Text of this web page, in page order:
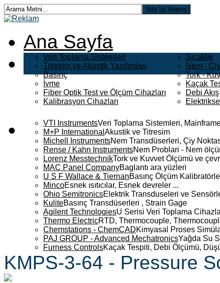
Ana Sayfa
Veri Toplama Sistemleri
Titreşim ve Akustik Yazılımları
Basınç
İvme
Fiber Optik Test ve Ölçüm Cihazları
Kalibrasyon Cihazları
Sıcaklık
Nem -
Tork -
Kaçak
Debi Akış
VTI InstrumentsVeri Toplama Sistemleri,
M+P International Akustik ve Titresim
Michell InstrumentsNem Transdüserleri, Çiy
Rense / Kahn InstrumentsNem Problari - Nem
Lorenz MesstechnikTork ve Kuvvet Ölçümü ve
MAC Panel CompanyBaglantı ara yüzleri
U S F Wallace & TiernanBasınç Ölçüm
MincoEsnek ısıtıcılar, Esnek devreler ...
Ohio SemitronicsElektrik Transduseleri ve
KuliteBasınç Transdüserleri , Strain Gage
Agilent TechnologiesU Serisi Veri Toplama
Thermo ElectricRTD, Thermocouple,
Chemstations - ChemCADKimyasal Proses
PAJ GROUP - Advanced MechatronicsYağda Su
Furness ControlsKaçak Tespiti, Debi Ölçümü,
KMPS-3-64 - Pressure